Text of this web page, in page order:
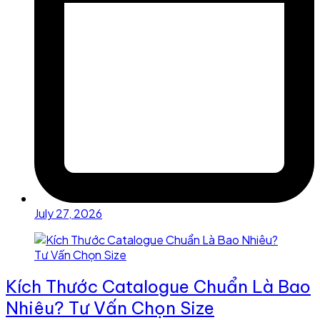
July 27, 2026
Kích Thước Catalogue Chuẩn Là Bao
Nhiêu? Tư Vấn Chọn Size